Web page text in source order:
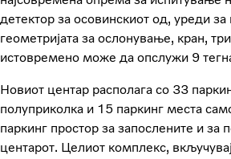
детектор за осовинскиот од, уреди
геометријата за ослонување, кран,
истовремено може да опслужи 9
Новиот центар располага со 33
полуприколка и 15 паркинг места
паркинг простор за запослените и за
центарот. Целиот комплекс,